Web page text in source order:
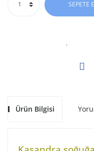
SEPETE
Ürün Bilgisi